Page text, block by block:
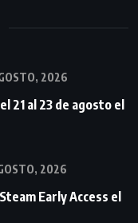
2026
21 al 23 de agosto el
2026
Early Access el